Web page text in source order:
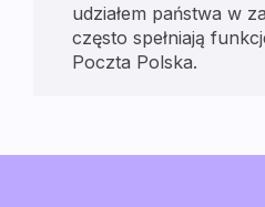
udziałem państwa w
często spełniają
Poczta Polska.